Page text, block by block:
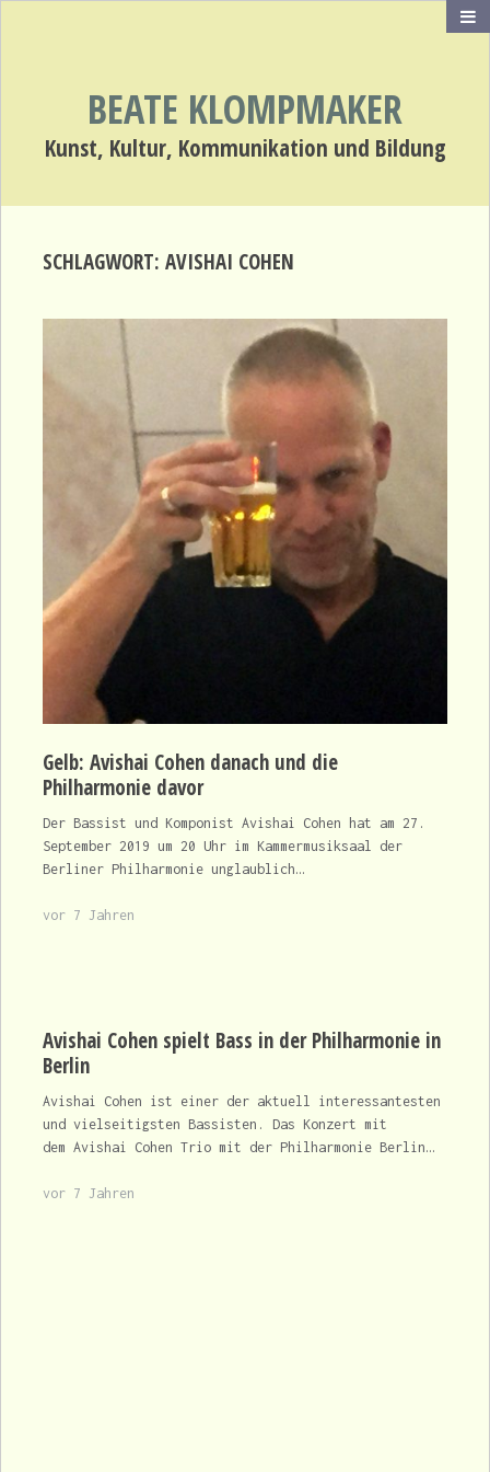
BEATE KLOMPMAKER
Kunst, Kultur, Kommunikation und Bildung
SCHLAGWORT: AVISHAI COHEN
Gelb: Avishai Cohen danach und die
Philharmonie davor
Der Bassist und Komponist Avishai Cohen hat am 27.
September 2019 um 20 Uhr im Kammermusiksaal der
Berliner Philharmonie unglaublich…
vor 7 Jahren
Avishai Cohen spielt Bass in der Philharmonie in
Berlin
Avishai Cohen ist einer der aktuell interessantesten
und vielseitigsten Bassisten. Das Konzert mit
dem Avishai Cohen Trio mit der Philharmonie Berlin…
vor 7 Jahren